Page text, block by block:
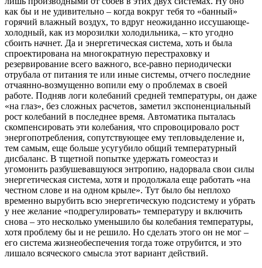
как бы и не удивительно – когда вокруг тебя то «банный»
горячий влажный воздух, то вдруг неожиданно иссушающе-
холодный, как из морозилки холодильника, – кто угодно
сбоить начнет. Да и энергетическая система, хоть и была
спроектирована на многократную перестраховку и
резервирование всего важного, все-равно периодически
отрубала от питания те или иные системы, отчего последние
отчаянно-возмущенно вопили ему о проблемах в своей
работе. Подняв логи колебаний средней температуры, он даже
«на глаз», без сложных расчетов, заметил экспоненциальный
рост колебаний в последнее время. Автоматика пыталась
скомпенсировать эти колебания, что спровоцировало рост
энергопотребления, сопутствующее ему тепловыделение и,
тем самым, еще больше усугубило общий температурный
дисбаланс. В тщетной попытке удержать гомеостаз и
угомонить разбушевавшуюся энтропию, надорвала свои силы
энергетическая система, хотя и продолжала еще работать «на
честном слове и на одном крыле». Тут было бы неплохо
временно вырубить всю энергетическую подсистему и убрать
у нее желание «подрегулировать» температуру и включить
снова – это несколько уменьшило бы колебания температуры,
хотя проблему бы и не решило. Но сделать этого он не мог –
его система жизнеобеспечения тогда тоже отрубится, и это
лишало всяческого смысла этот вариант действий.